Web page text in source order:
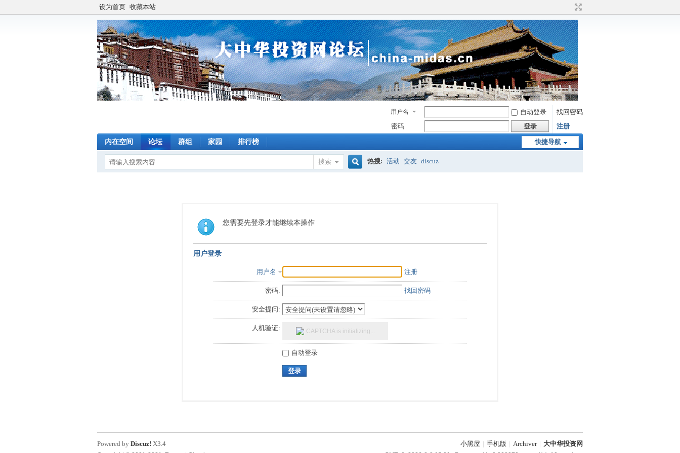
设为首页 收藏本站
用户名 自动登录
找回密码
密码
登录 注册
快捷导航
内在空间 论坛 群组 家园 排行榜
搜索 热搜: 活动 交友 discuz
您需要先登录才能继续本操作
用户登录
用户名 注册
密码: 找回密码
安全提问:
人机验证: CAPTCHA is initializing...
自动登录
登录
小黑屋 | 手机版 | Archiver | 大中华投资网
Powered by Discuz! X3.4